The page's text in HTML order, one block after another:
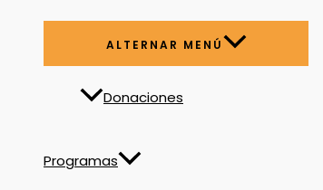
ALTERNAR MENÚ
Donaciones
Programas